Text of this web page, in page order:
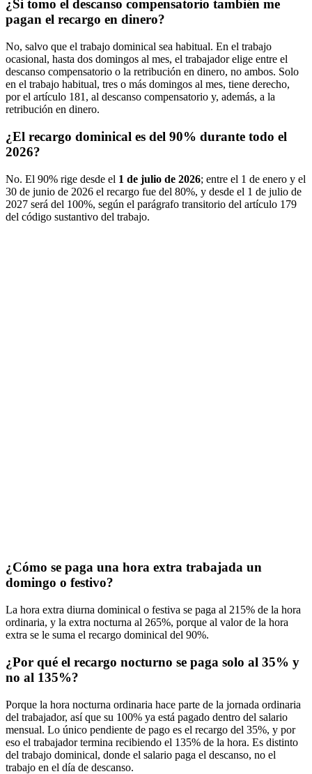
¿Si tomo el descanso compensatorio también me
pagan el recargo en dinero?
No, salvo que el trabajo dominical sea habitual. En el trabajo
ocasional, hasta dos domingos al mes, el trabajador elige entre el
descanso compensatorio o la retribución en dinero, no ambos. Solo
en el trabajo habitual, tres o más domingos al mes, tiene derecho,
por el artículo 181, al descanso compensatorio y, además, a la
retribución en dinero.
¿El recargo dominical es del 90% durante todo el
2026?
No. El 90% rige desde el 1 de julio de 2026; entre el 1 de enero y el
30 de junio de 2026 el recargo fue del 80%, y desde el 1 de julio de
2027 será del 100%, según el parágrafo transitorio del artículo 179
del código sustantivo del trabajo.
¿Cómo se paga una hora extra trabajada un
domingo o festivo?
La hora extra diurna dominical o festiva se paga al 215% de la hora
ordinaria, y la extra nocturna al 265%, porque al valor de la hora
extra se le suma el recargo dominical del 90%.
¿Por qué el recargo nocturno se paga solo al 35% y
no al 135%?
Porque la hora nocturna ordinaria hace parte de la jornada ordinaria
del trabajador, así que su 100% ya está pagado dentro del salario
mensual. Lo único pendiente de pago es el recargo del 35%, y por
eso el trabajador termina recibiendo el 135% de la hora. Es distinto
del trabajo dominical, donde el salario paga el descanso, no el
trabajo en el día de descanso.